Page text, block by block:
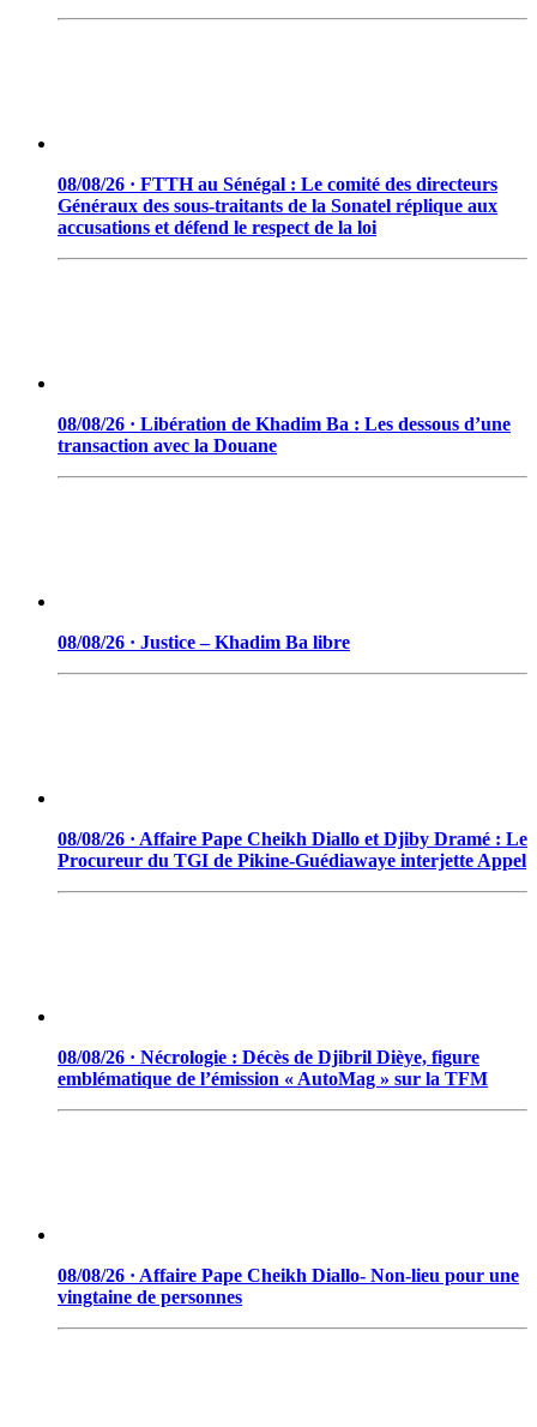
08/08/26 · FTTH au Sénégal : Le comité des directeurs
Généraux des sous-traitants de la Sonatel réplique aux
accusations et défend le respect de la loi
08/08/26 · Libération de Khadim Ba : Les dessous d’une
transaction avec la Douane
08/08/26 · Justice – Khadim Ba libre
08/08/26 · Affaire Pape Cheikh Diallo et Djiby Dramé : Le
Procureur du TGI de Pikine-Guédiawaye interjette Appel
08/08/26 · Nécrologie : Décès de Djibril Dièye, figure
emblématique de l’émission « AutoMag » sur la TFM
08/08/26 · Affaire Pape Cheikh Diallo- Non-lieu pour une
vingtaine de personnes